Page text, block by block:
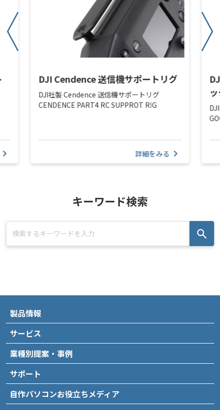
DJI Cendence 送信機サポートリグ
DJI社製 Cendence 送信機サポートリグ
CENDENCE PART4 RC SUPPROT RIG
詳細をみる
キーワード検索
製品情報
サービス
業種別提案・事例
サポート
自作パソコンお役立ちメディア